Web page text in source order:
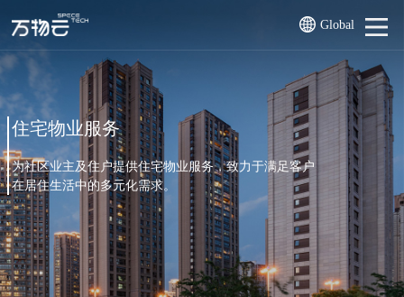
Global
住宅物业服务
为社区业主及住户提供住宅物业服务，致力于满足客户
在居住生活中的多元化需求。